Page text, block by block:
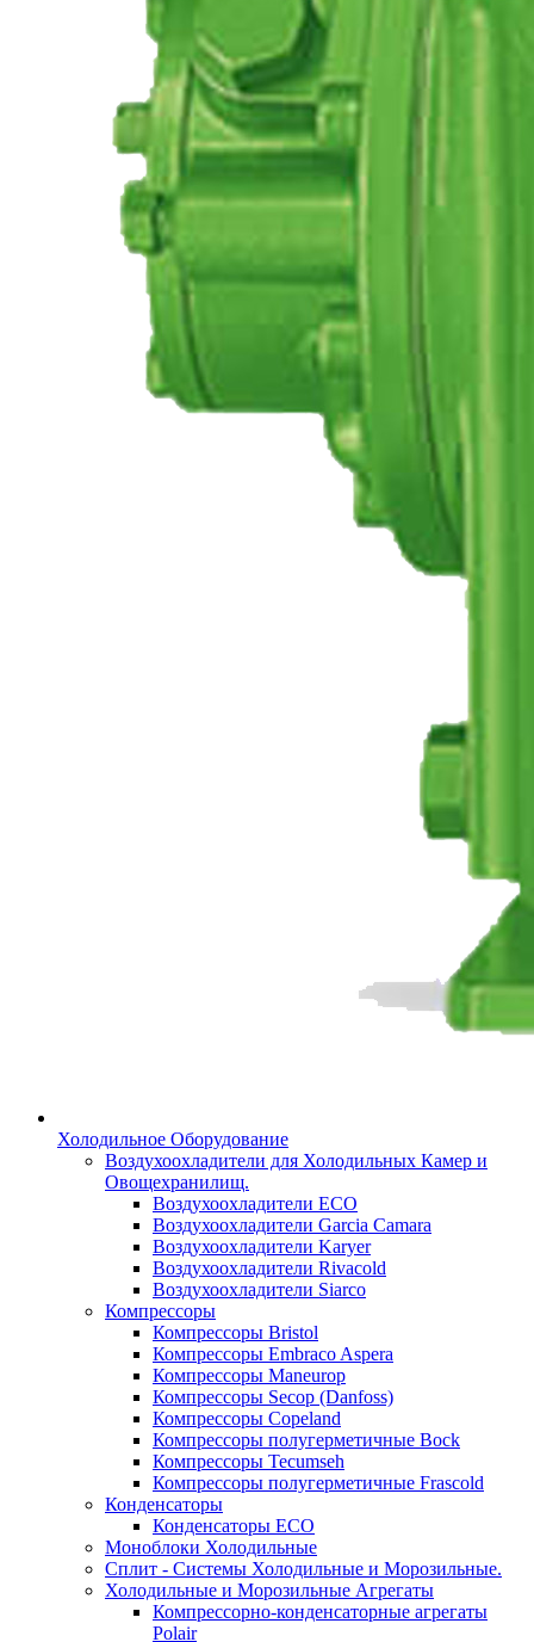
Холодильное Оборудование
Воздухоохладители для Холодильных Камер и
Овощехранилищ.
Воздухоохладители ECO
Воздухоохладители Garcia Camara
Воздухоохладители Karyer
Воздухоохладители Rivacold
Воздухоохладители Siarco
Компрессоры
Компрессоры Bristol
Компрессоры Embraco Aspera
Компрессоры Maneurop
Компрессоры Secop (Danfoss)
Компрессоры Copeland
Компрессоры полугерметичные Bock
Компрессоры Tecumseh
Компрессоры полугерметичные Frascold
Конденсаторы
Конденсаторы ECO
Моноблоки Холодильные
Сплит - Системы Холодильные и Морозильные.
Холодильные и Морозильные Агрегаты
Компрессорно-конденсаторные агрегаты
Polair